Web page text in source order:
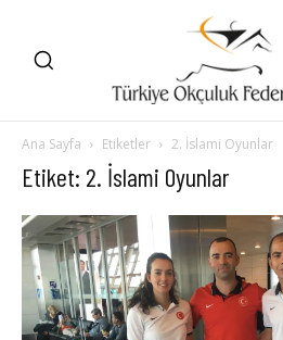
Ana Sayfa Etiketler 2. İslami Oyunlar
Etiket: 2. İslami Oyunlar